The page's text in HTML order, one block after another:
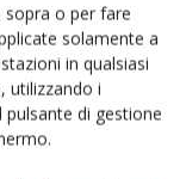
o per fare
solamente a
in qualsiasi
utilizzando i
pulsante di gestione